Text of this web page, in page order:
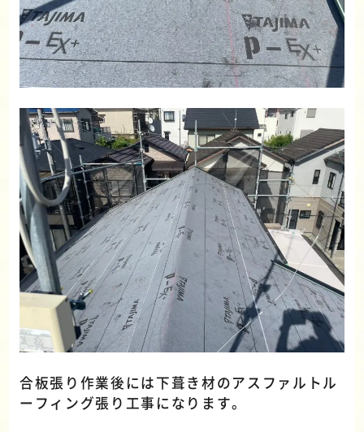
合板張り作業後には下葺き材のアスファルトル
ーフィング張り工事になります。